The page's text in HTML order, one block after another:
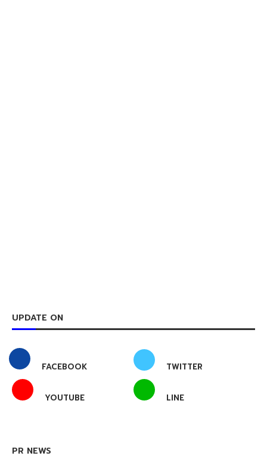
UPDATE ON
FACEBOOK TWITTER
YOUTUBE LINE
PR NEWS